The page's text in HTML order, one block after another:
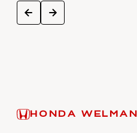
prev next
HONDA WELMAN